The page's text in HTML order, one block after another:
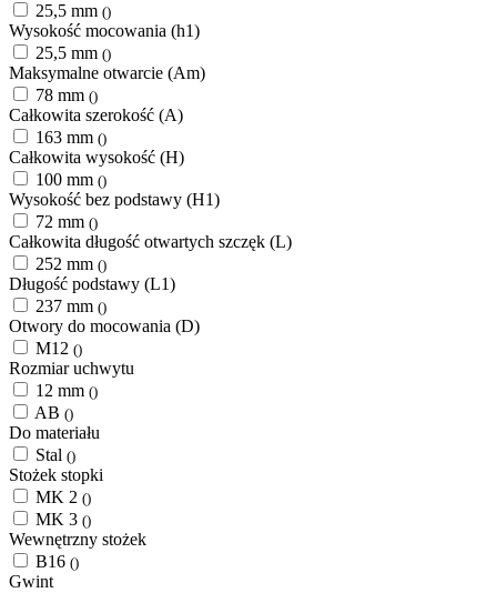
25,5 mm ()
Wysokość mocowania (h1)
25,5 mm ()
Maksymalne otwarcie (Am)
78 mm ()
Całkowita szerokość (A)
163 mm ()
Całkowita wysokość (H)
100 mm ()
Wysokość bez podstawy (H1)
72 mm ()
Całkowita długość otwartych szczęk (L)
252 mm ()
Długość podstawy (L1)
237 mm ()
Otwory do mocowania (D)
M12 ()
Rozmiar uchwytu
12 mm ()
AB ()
Do materiału
Stal ()
Stożek stopki
MK 2 ()
MK 3 ()
Wewnętrzny stożek
B16 ()
Gwint